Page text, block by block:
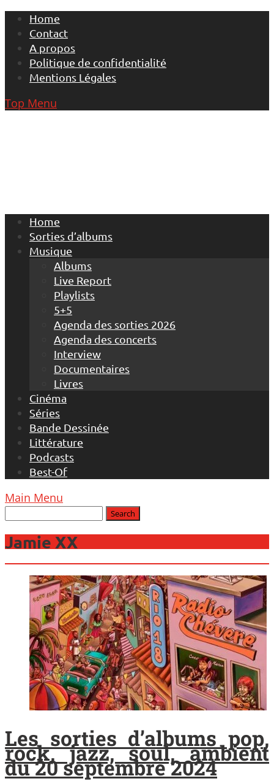
Skip
content
Home
Contact
A propos
Politique de confidentialité
Mentions Légales
Top Menu
Home
Sorties d’albums
Musique
Albums
Live Report
Playlists
5+5
Agenda des sorties 2026
Agenda des concerts
Interview
Documentaires
Livres
Cinéma
Séries
Bande Dessinée
Littérature
Podcasts
Best-Of
Main Menu
Jamie XX
Les sorties d’albums pop,
rock, jazz, soul, ambient
du 20 septembre 2024